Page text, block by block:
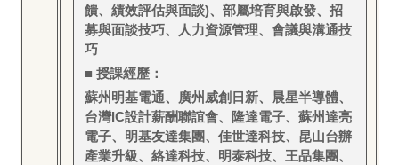
饋、績效評估與面談)、部屬培育與啟發、招
募與面談技巧、人力資源管理、會議與溝通技
巧
■ 授課經歷：
蘇州明基電通、廣州威創日新、晨星半導體、
台灣IC設計薪酬聯誼會、隆達電子、蘇州達亮
電子、明基友達集團、佳世達科技、昆山台辦
產業升級、絡達科技、明泰科技、王品集團、